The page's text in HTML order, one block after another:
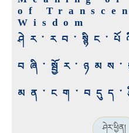
of
Wisdom
ཤེར་ཕྱིན།